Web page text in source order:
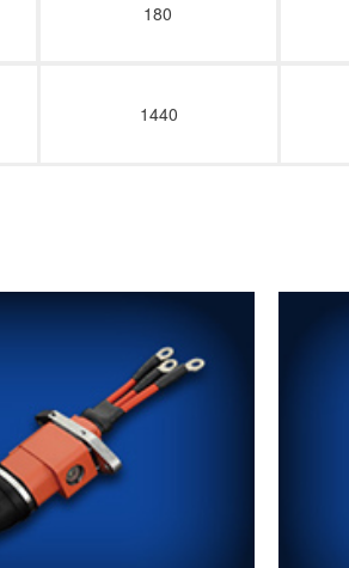
180
1440